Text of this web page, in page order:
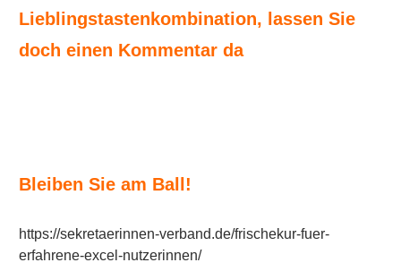
Lieblingstastenkombination, lassen Sie
doch einen Kommentar da
Bleiben Sie am Ball!
https://sekretaerinnen-verband.de/frischekur-fuer-
erfahrene-excel-nutzerinnen/